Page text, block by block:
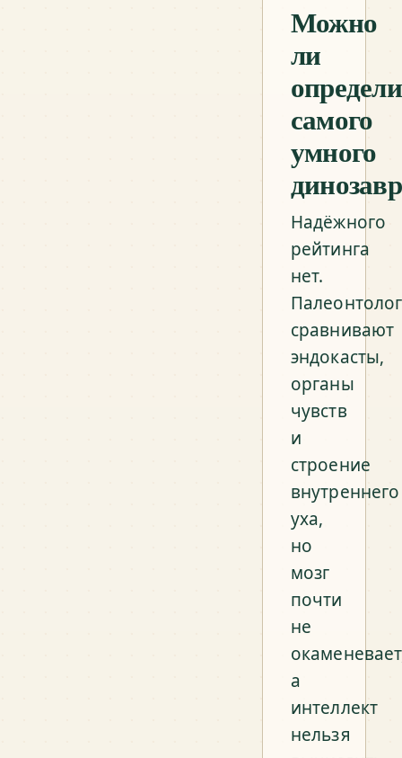
Можно
ли
самого
умного
Надёжного
рейтинга
нет.
сравнивают
эндокасты,
органы
чувств
и
строение
внутреннего
уха,
но
мозг
почти
не
а
интеллект
нельзя